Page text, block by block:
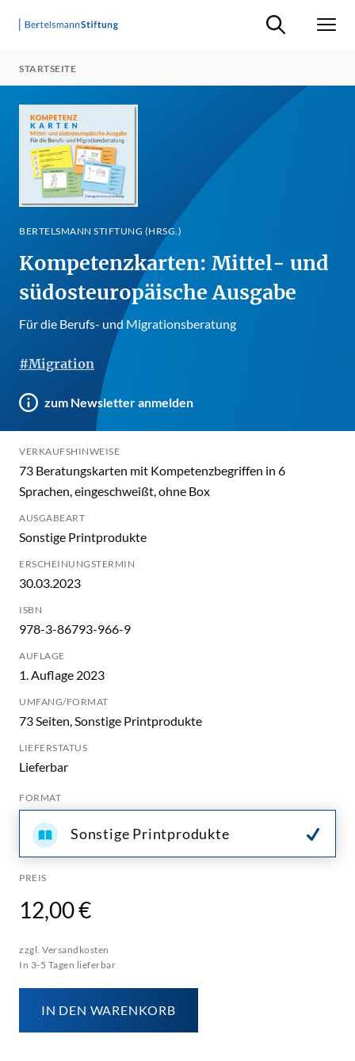
Suche ein-/
STARTSEITE
BERTELSMANN STIFTUNG (HRSG.)
Kompetenzkarten: Mittel- und
südosteuropäische Ausgabe
Für die Berufs- und Migrationsberatung
#Migration
zum Newsletter anmelden
VERKAUFSHINWEISE
73 Beratungskarten mit Kompetenzbegriffen in 6
Sprachen, eingeschweißt, ohne Box
AUSGABEART
Sonstige Printprodukte
ERSCHEINUNGSTERMIN
30.03.2023
ISBN
978-3-86793-966-9
AUFLAGE
1. Auflage 2023
UMFANG/FORMAT
73 Seiten, Sonstige Printprodukte
LIEFERSTATUS
Lieferbar
FORMAT
Sonstige Printprodukte
PREIS
12,00 €
zzgl. Versandkosten
In 3-5 Tagen lieferbar
IN DEN WARENKORB